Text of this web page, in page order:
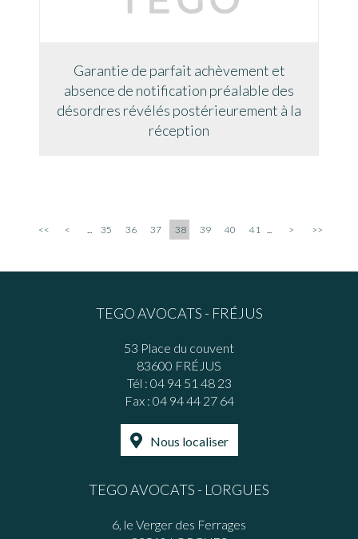
Garantie de parfait achèvement et
absence de notification préalable des
désordres révélés postérieurement à la
réception
<< < 35 36 37 38 39 40 41 > >>
TEGO AVOCATS - FRÉJUS
53 Place du couvent
83600 FRÉJUS
Tél : 04 94 51 48 23
Fax : 04 94 44 27 64
Nous localiser
TEGO AVOCATS - LORGUES
6, le Verger des Ferrages